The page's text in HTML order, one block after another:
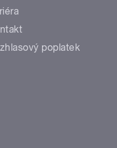
poplatek